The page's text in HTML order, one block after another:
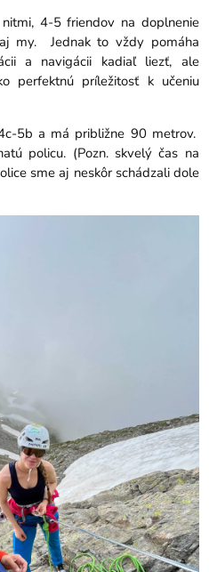
4-5 friendov na doplnenie
my. Jednak to vždy pomáha
a navigácii kadiaľ liezť, ale
perfektnú príležitosť k učeniu
5b a má približne 90 metrov.
policu. (Pozn. skvelý čas na
sme aj neskôr schádzali dole